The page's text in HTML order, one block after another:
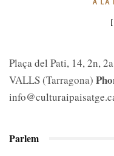
Plaça del Pati, 14, 2n,
VALLS (Tarragona)
Parlem